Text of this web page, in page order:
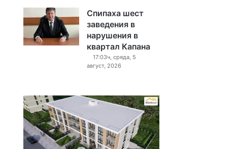
Спипаха шест
заведения в
нарушения в
квартал Капана
17:03ч, сряда, 5
август, 2026